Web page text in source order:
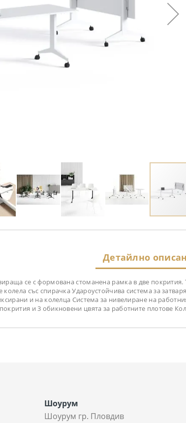
Детайлно
се с формована стоманена рамка в две
със спирачка Удароустойчива система за
и на колелца Система за нивелиране на
и 3 обикновени цвята за работните плотове
Шоурум
Шоурум гр. Пловдив